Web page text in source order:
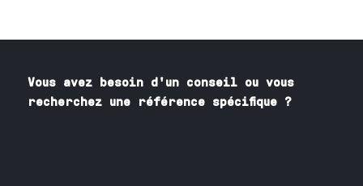
Vous avez besoin d'un conseil ou vous
recherchez une référence spécifique ?